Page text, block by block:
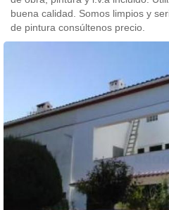
buena calidad. Somos limpios y
de pintura consúltenos precio.